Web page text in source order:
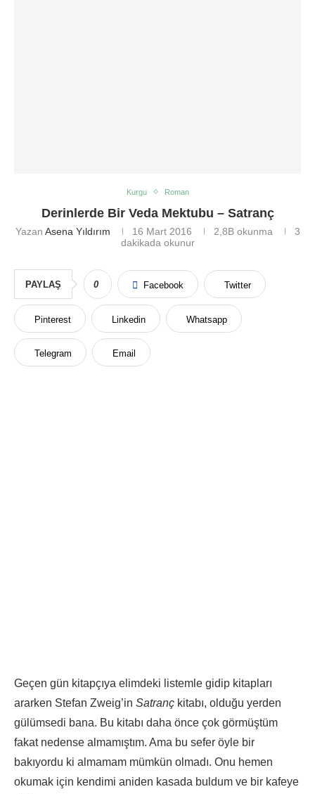
Kurgu Roman
Derinlerde Bir Veda Mektubu – Satranç
Yazan Asena Yıldırım 16 Mart 2016 2,8Bokunma
3
dakikada okunur
PAYLAŞ 0 Facebook Twitter
Pinterest Linkedin Whatsapp
Telegram Email
Geçen gün kitapçıya elimdeki listemle gidip kitapları
ararken Stefan Zweig’in Satranç kitabı, olduğu yerden
gülümsedi bana. Bu kitabı daha önce çok görmüştüm
fakat nedense almamıştım. Ama bu sefer öyle bir
bakıyordu ki almamam mümkün olmadı. Onu hemen
okumak için kendimi aniden kasada buldum ve bir kafeye